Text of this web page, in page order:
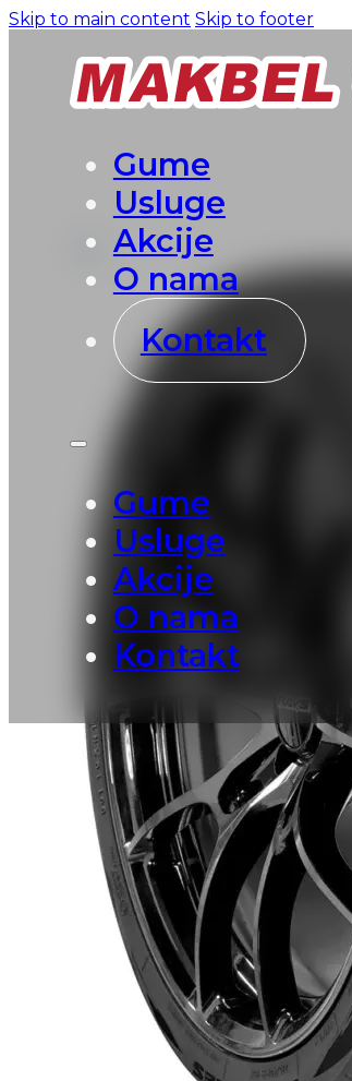
Skip to main content Skip to footer
Gume
Usluge
Akcije
O nama
Kontakt
Gume
Usluge
Akcije
O nama
Kontakt